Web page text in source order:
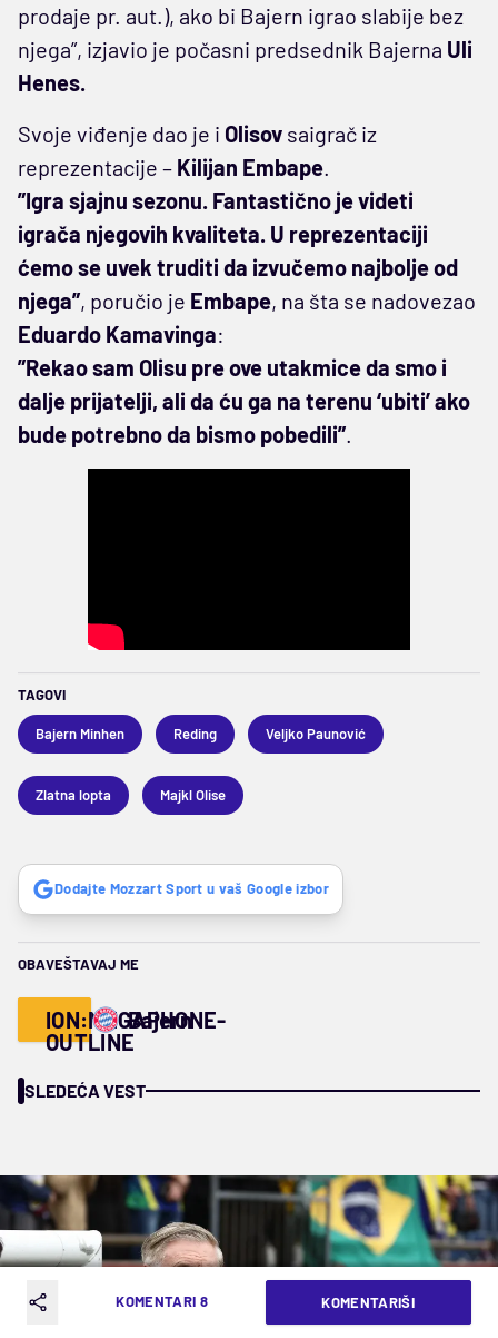
prodaje pr. aut.), ako bi Bajern igrao slabije bez
njega”, izjavio je počasni predsednik Bajerna Uli
Henes.
Svoje viđenje dao je i Olisov saigrač iz
reprezentacije – Kilijan Embape
”Igra sjajnu sezonu. Fantastično je videti
igrača njegovih kvaliteta. U reprezentaciji
ćemo se uvek truditi da izvučemo najbolje od
njega”, poručio je Embape, na šta se nadovezao
Eduardo Kamavinga:
”Rekao sam Olisu pre ove utakmice da smo i
dalje prijatelji, ali da ću ga na terenu ‘ubiti’ ako
bude potrebno da bismo pobedili”
TAGOVI
Bajern Minhen Reding Veljko Paunović
Zlatna lopta Majkl Olise
Dodajte Mozzart Sport u vaš Google izbor
OBAVEŠTAVAJ ME
ION:MEGAPHONE-
OUTLINE
Bajern
SLEDEĆA VEST
KOMENTARI 8 KOMENTARIŠI